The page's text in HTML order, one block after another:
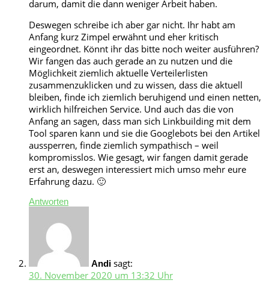
darum, damit die dann weniger Arbeit haben.
Deswegen schreibe ich aber gar nicht. Ihr habt am
Anfang kurz Zimpel erwähnt und eher kritisch
eingeordnet. Könnt ihr das bitte noch weiter ausführen?
Wir fangen das auch gerade an zu nutzen und die
Möglichkeit ziemlich aktuelle Verteilerlisten
zusammenzuklicken und zu wissen, dass die aktuell
bleiben, finde ich ziemlich beruhigend und einen netten,
wirklich hilfreichen Service. Und auch das die von
Anfang an sagen, dass man sich Linkbuilding mit dem
Tool sparen kann und sie die Googlebots bei den Artikel
aussperren, finde ziemlich sympathisch – weil
kompromisslos. Wie gesagt, wir fangen damit gerade
erst an, deswegen interessiert mich umso mehr eure
Erfahrung dazu. 🙂
Antworten
Andi sagt:
30. November 2020 um 13:32 Uhr